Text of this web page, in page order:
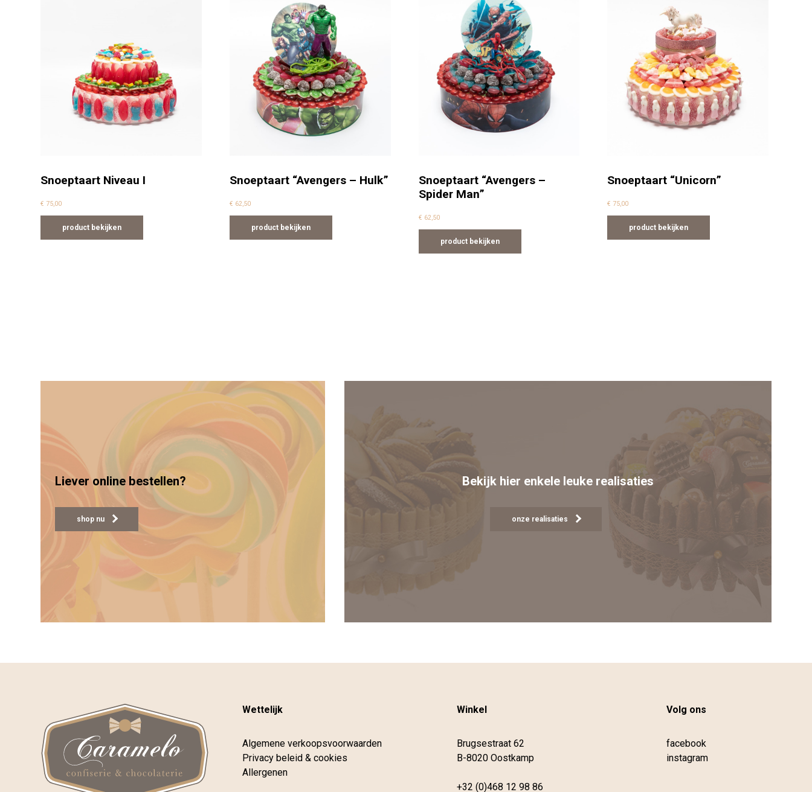
Snoeptaart Niveau I
€ 75,00
product bekijken
Snoeptaart “Avengers – Hulk”
€ 62,50
product bekijken
Snoeptaart “Avengers –
Spider Man”
€ 62,50
product bekijken
Snoeptaart “Unicorn”
€ 75,00
product bekijken
Liever online bestellen?
shop nu
Bekijk hier enkele leuke realisaties
onze realisaties
Wettelijk
Algemene verkoopsvoorwaarden
Privacy beleid & cookies
Allergenen
Winkel
Brugsestraat 62
B-8020 Oostkamp
+32 (0)468 12 98 86
Volg ons
facebook
instagram